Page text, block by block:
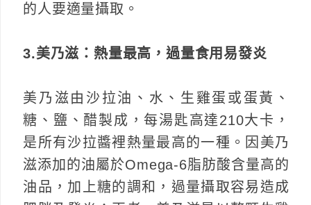
的人要適量攝取。
3.美乃滋：熱量最高，過量食用易發炎
美乃滋由沙拉油、水、生雞蛋或蛋黃、
糖、鹽、醋製成，每湯匙高達210大卡，
是所有沙拉醬裡熱量最高的一種。因美乃
滋添加的油屬於Omega-6脂肪酸含量高的
油品，加上糖的調和，過量攝取容易造成